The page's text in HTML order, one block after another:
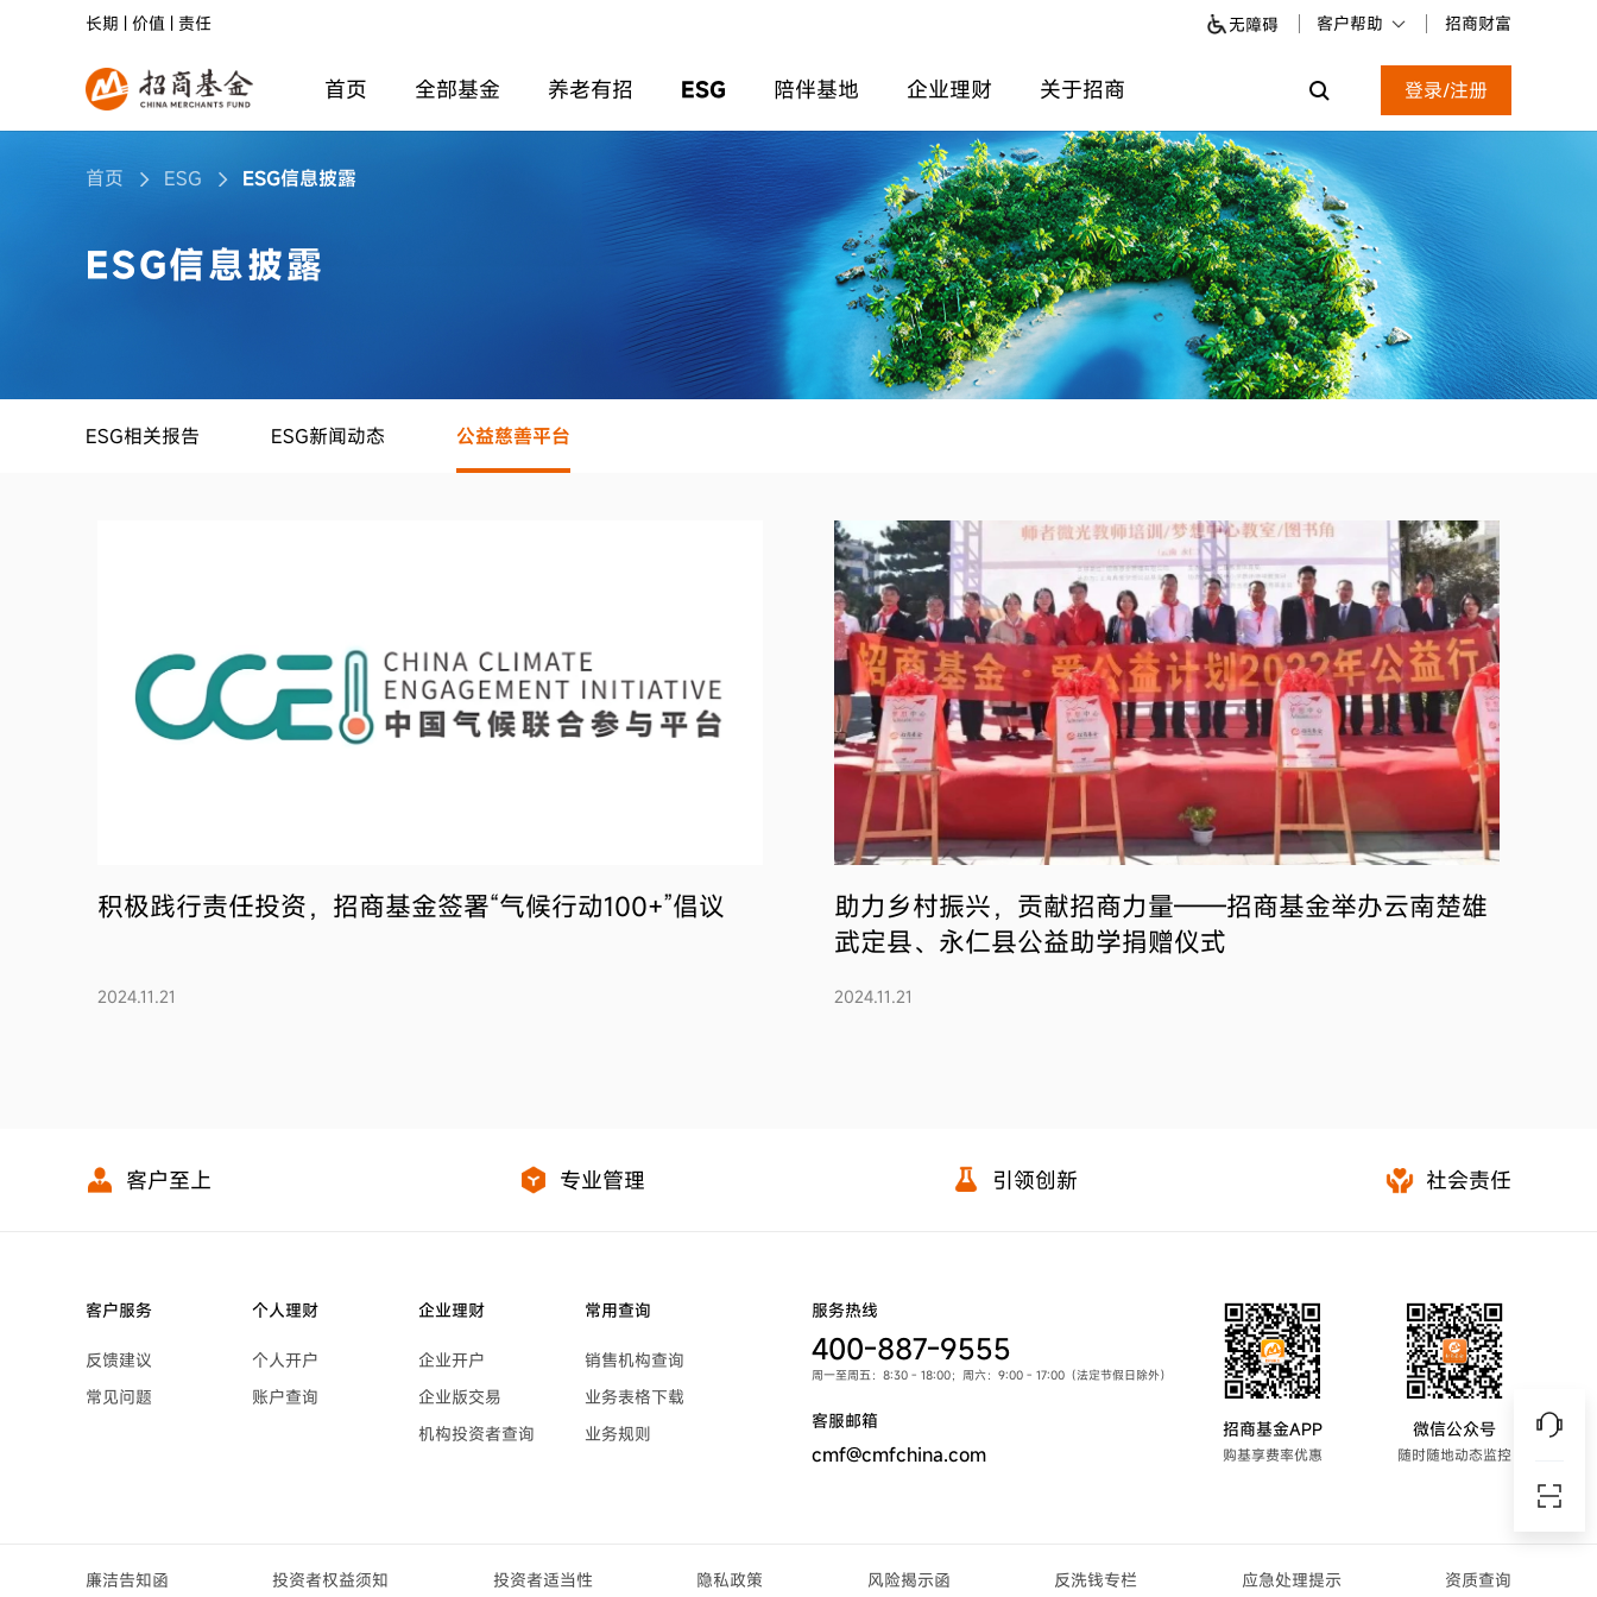
长期 | 价值 | 责任 无障碍 客户帮助 招商财富
登录/注册
首页 全部基金 养老有招 ESG 陪伴基地 企业理财 关于招商
首页 ESG ESG信息披露
ESG信息披露
ESG相关报告 ESG新闻动态 公益慈善平台
积极践行责任投资，招商基金签署“气候行动100+”倡议
2024.11.21
助力乡村振兴，贡献招商力量——招商基金举办云南楚雄
武定县、永仁县公益助学捐赠仪式
2024.11.21
客户至上 专业管理 引领创新 社会责任
客户服务
反馈建议
常见问题
个人理财
个人开户
账户查询
企业理财
企业开户
企业版交易
机构投资者查询
常用查询
销售机构查询
业务表格下载
业务规则
服务热线
400-887-9555
周一至周五：8:30 - 18:00；周六：9:00 - 17:00（法定节假日除外）
客服邮箱
cmf@cmfchina.com
招商基金APP
购基享费率优惠
微信公众号
随时随地动态监控
廉洁告知函 投资者权益须知 投资者适当性 隐私政策 风险揭示函 反洗钱专栏 应急处理提示 资质查询